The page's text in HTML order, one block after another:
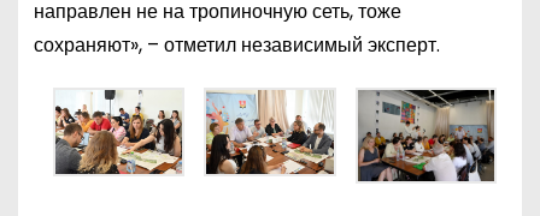
направлен не на тропиночную сеть, тоже
сохраняют», – отметил независимый эксперт.